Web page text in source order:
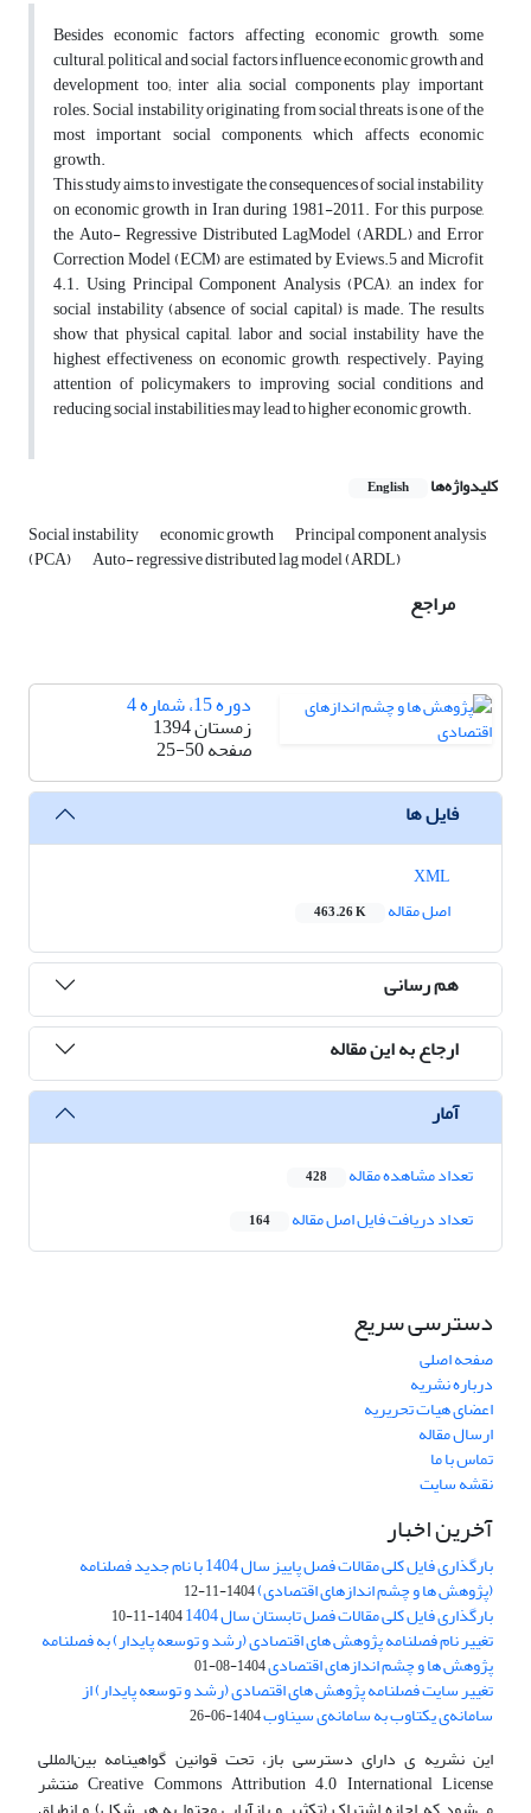
Besides economic factors affecting economic growth, some
cultural, political and social factors influence economic growth and
development too; inter alia, social components play important
roles. Social instability originating from social threats is one of the
most important social components, which affects economic
growth.
This study aims to investigate the consequences of social instability
on economic growth in Iran during 1981-2011. For this purpose,
the Auto- Regressive Distributed LagModel (ARDL) and Error
Correction Model (ECM) are estimated by Eviews.5 and Microfit
4.1. Using Principal Component Analysis (PCA), an index for
social instability (absence of social capital) is made. The results
show that physical capital, labor and social instability have the
highest effectiveness on economic growth, respectively. Paying
attention of policymakers to improving social conditions and
reducing social instabilities may lead to higher economic growth.
کلیدواژه‌ها English
Social instability economic growth Principal component analysis
(PCA) Auto- regressive distributed lag model (ARDL)
مراجع
دوره 15، شماره 4
زمستان 1394
صفحه25-50
فایل ها
اصل مقاله
463.26 K
هم رسانی
ارجاع به این مقاله
آمار
تعداد مشاهده مقاله 428
تعداد دریافت فایل اصل مقاله 164
دسترسی سریع
صفحه اصلی
درباره نشریه
اعضای هیات تحریریه
ارسال مقاله
تماس با ما
نقشه سایت
آخرین اخبار
بارگذاری فایل کلی مقالات فصل پاییز سال 1404 با نام جدید فصلنامه
(پژوهش ها و چشم اندازهای اقتصادی)1404-11-12
بارگذاری فایل کلی مقالات فصل تابستان سال 1404 1404-11-10
تغییر نام فصلنامه پژوهش های اقتصادی (رشد و توسعه پایدار) به فصلنامه
پژوهش ها و چشم اندازهای اقتصادی1404-08-01
تغییر سایت فصلنامه پژوهش های اقتصادی (رشد و توسعه پایدار) از
سامانه‌ی یکتاوب به سامانه‌ی سیناوب1404-06-26
این نشریه ی دارای دسترسی باز، تحت قوانین گواهینامه بین‌المللی
Creative Commons Attribution 4.0 International License منتشر